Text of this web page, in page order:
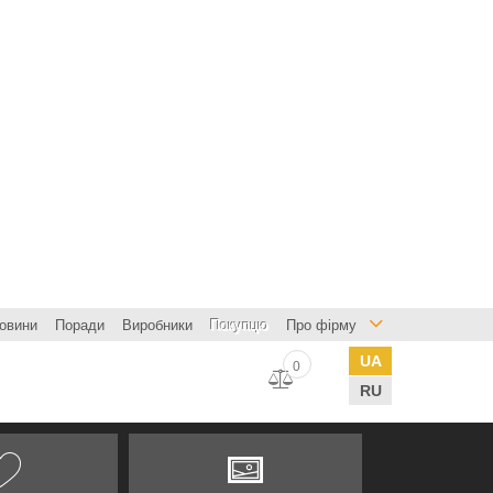
Поради Виробники Покупцю Про фірму
UA
RU
0